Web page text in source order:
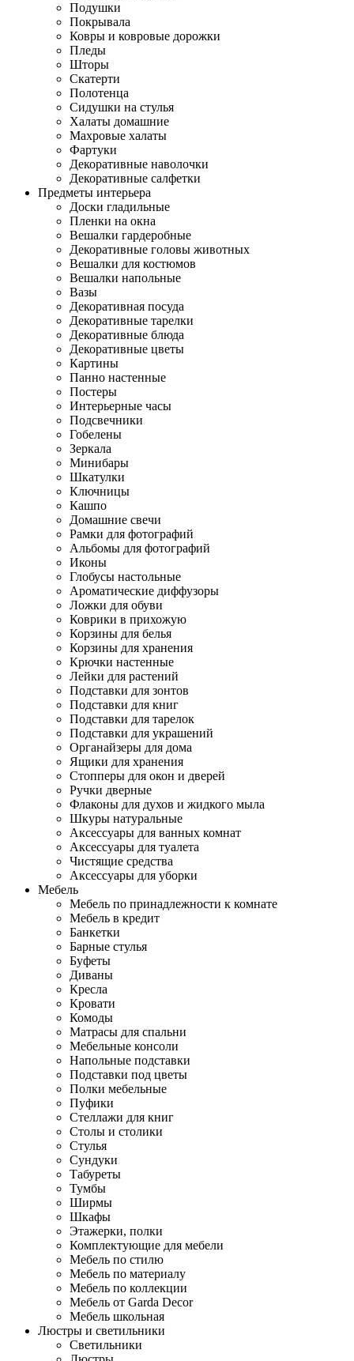
Подушки
Покрывала
Ковры и ковровые дорожки
Пледы
Шторы
Скатерти
Полотенца
Сидушки на стулья
Халаты домашние
Махровые халаты
Фартуки
Декоративные наволочки
Декоративные салфетки
Предметы интерьера
Доски гладильные
Пленки на окна
Вешалки гардеробные
Декоративные головы животных
Вешалки для костюмов
Вешалки напольные
Вазы
Декоративная посуда
Декоративные тарелки
Декоративные блюда
Декоративные цветы
Картины
Панно настенные
Постеры
Интерьерные часы
Подсвечники
Гобелены
Зеркала
Минибары
Шкатулки
Ключницы
Кашпо
Домашние свечи
Рамки для фотографий
Альбомы для фотографий
Иконы
Глобусы настольные
Ароматические диффузоры
Ложки для обуви
Коврики в прихожую
Корзины для белья
Корзины для хранения
Крючки настенные
Лейки для растений
Подставки для зонтов
Подставки для книг
Подставки для тарелок
Подставки для украшений
Органайзеры для дома
Ящики для хранения
Стопперы для окон и дверей
Ручки дверные
Флаконы для духов и жидкого мыла
Шкуры натуральные
Аксессуары для ванных комнат
Аксессуары для туалета
Чистящие средства
Аксессуары для уборки
Мебель
Мебель по принадлежности к комнате
Мебель в кредит
Банкетки
Барные стулья
Буфеты
Диваны
Кресла
Кровати
Комоды
Матрасы для спальни
Мебельные консоли
Напольные подставки
Подставки под цветы
Полки мебельные
Пуфики
Стеллажи для книг
Столы и столики
Стулья
Сундуки
Табуреты
Тумбы
Ширмы
Шкафы
Этажерки, полки
Комплектующие для мебели
Мебель по стилю
Мебель по материалу
Мебель по коллекции
Мебель от Garda Decor
Мебель школьная
Люстры и светильники
Светильники